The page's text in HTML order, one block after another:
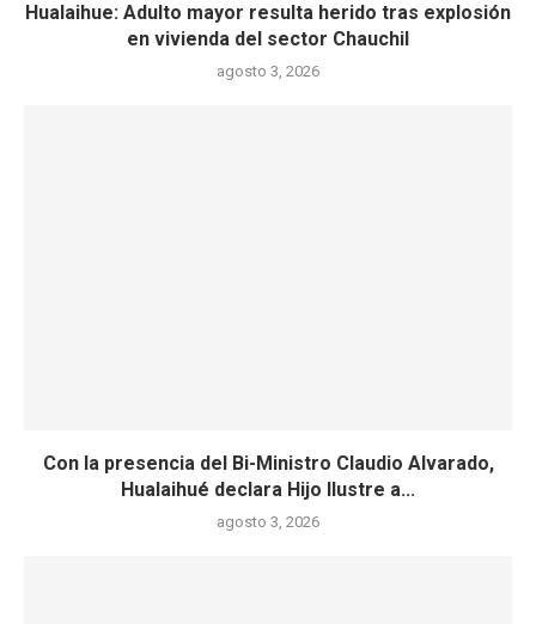
Hualaihue: Adulto mayor resulta herido tras explosión
en vivienda del sector Chauchil
agosto 3, 2026
Con la presencia del Bi-Ministro Claudio Alvarado,
Hualaihué declara Hijo Ilustre a...
agosto 3, 2026